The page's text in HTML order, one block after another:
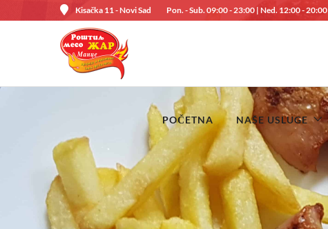
Kisačka 11 - Novi Sad Pon. - Sub. 09:00 - 23:00 | Ned. 12:00 - 20:00
POČETNA NAŠE USLUGE